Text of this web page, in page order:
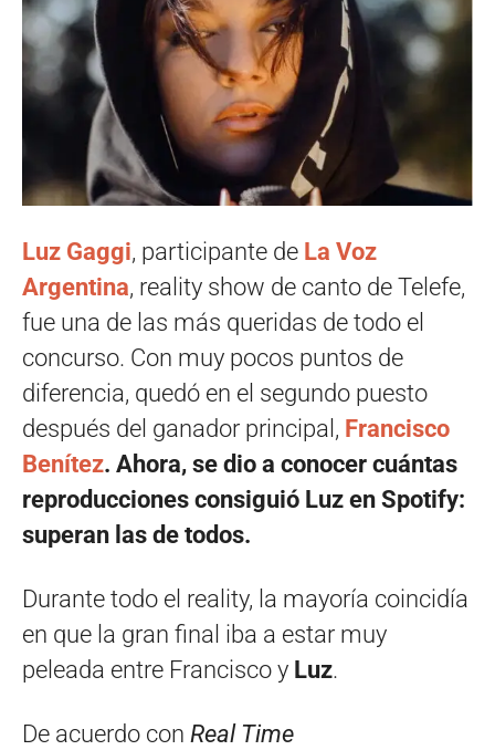
Luz Gaggi, participante de La Voz
Argentina, reality show de canto de Telefe,
fue una de las más queridas de todo el
concurso. Con muy pocos puntos de
diferencia, quedó en el segundo puesto
después del ganador principal, Francisco
Benítez. Ahora, se dio a conocer cuántas
reproducciones consiguió Luz en Spotify:
superan las de todos.
Durante todo el reality, la mayoría coincidía
en que la gran final iba a estar muy
peleada entre Francisco y Luz.
De acuerdo con Real Time